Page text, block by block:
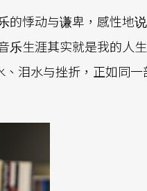
悸动与谦卑，感性地说
生涯其实就是我的人生
泪水与挫折，正如同一